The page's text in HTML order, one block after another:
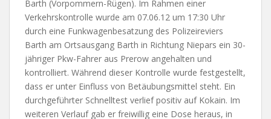
Barth (Vorpommern-Rügen). Im Rahmen einer
Verkehrskontrolle wurde am 07.06.12 um 17:30 Uhr
durch eine Funkwagenbesatzung des Polizeireviers
Barth am Ortsausgang Barth in Richtung Niepars ein 30-
jähriger Pkw-Fahrer aus Prerow angehalten und
kontrolliert. Während dieser Kontrolle wurde festgestellt,
dass er unter Einfluss von Betäubungsmittel steht. Ein
durchgeführter Schnelltest verlief positiv auf Kokain. Im
weiteren Verlauf gab er freiwillig eine Dose heraus, in